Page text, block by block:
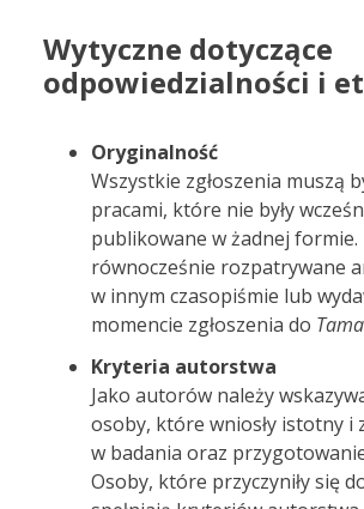
Wytyczne dotyczące
odpowiedzialności i
Oryginalność
Wszystkie zgłoszenia muszą
pracami, które nie były
publikowane w żadnej formie.
równocześnie rozpatrywane
w innym czasopiśmie lub
momencie zgłoszenia do
Kryteria autorstwa
Jako autorów należy
osoby, które wniosły istotny i
w badania oraz
Osoby, które przyczyniły się